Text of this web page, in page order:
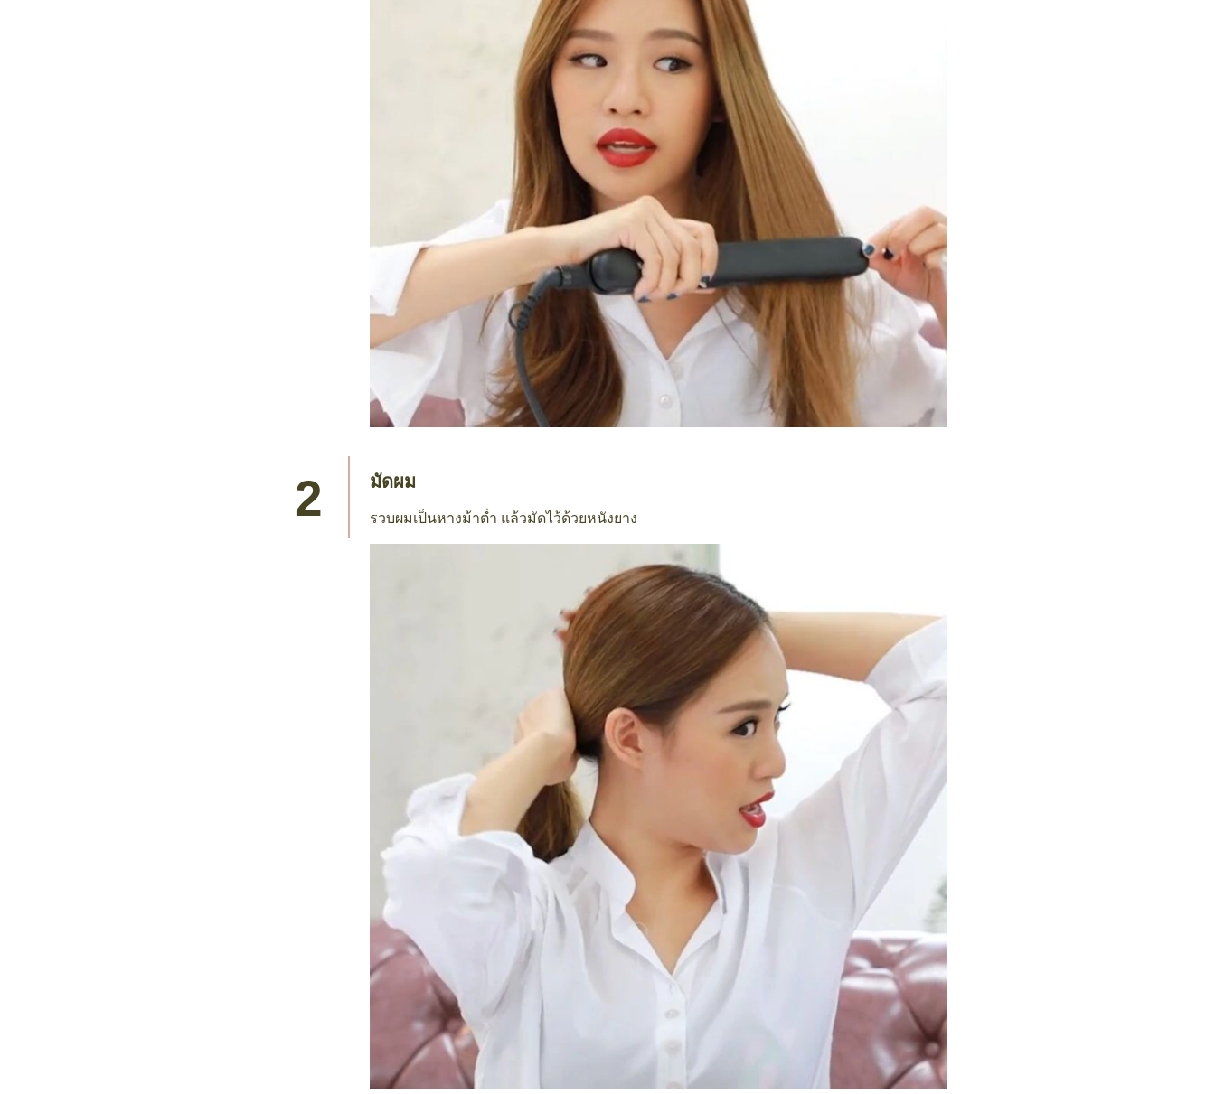
มัดผม
รวบผมเป็นหางม้าต่ำ แล้วมัดไว้ด้วยหนังยาง